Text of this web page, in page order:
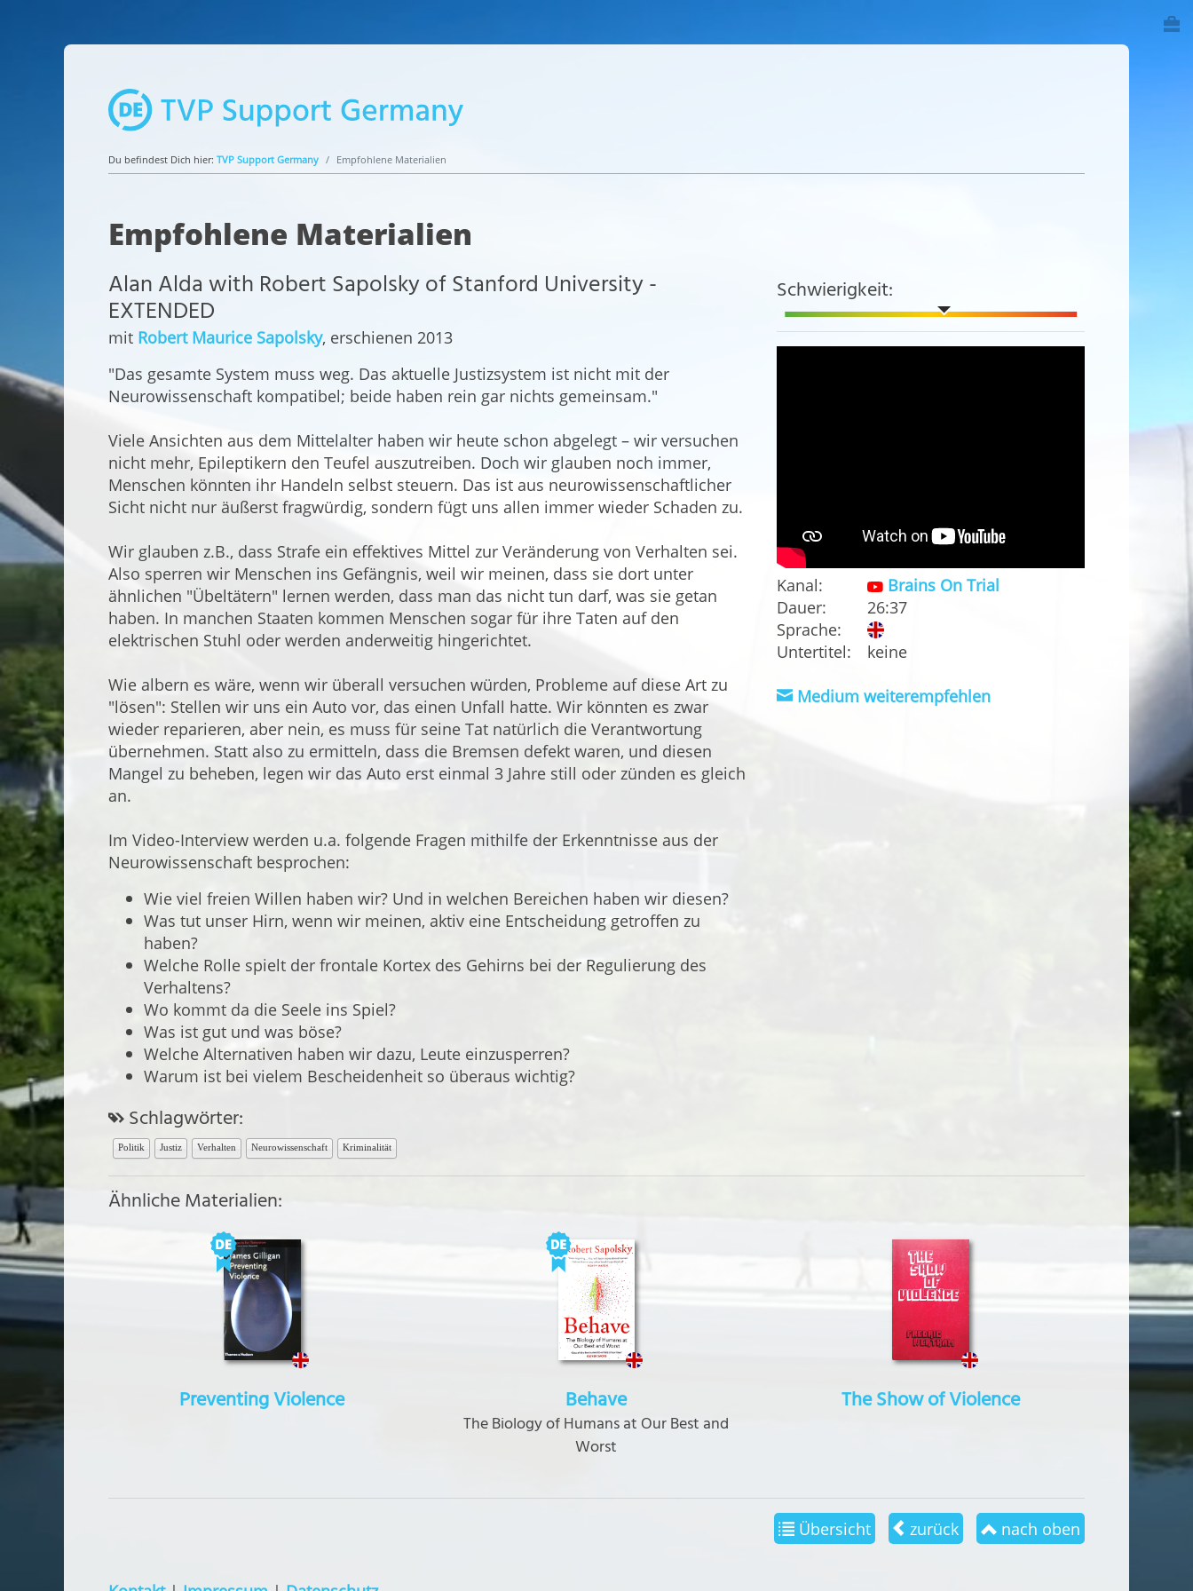
Du befindest Dich hier: TVP Support Germany Empfohlene Materialien
Empfohlene Materialien
Alan Alda with Robert Sapolsky of Stanford University -
EXTENDED
mit Robert Maurice Sapolsky, erschienen 2013
"Das gesamte System muss weg. Das aktuelle Justizsystem ist nicht mit der
Neurowissenschaft kompatibel; beide haben rein gar nichts gemeinsam."
Viele Ansichten aus dem Mittelalter haben wir heute schon abgelegt – wir versuchen
nicht mehr, Epileptikern den Teufel auszutreiben. Doch wir glauben noch immer,
Menschen könnten ihr Handeln selbst steuern. Das ist aus neurowissenschaftlicher
Sicht nicht nur äußerst fragwürdig, sondern fügt uns allen immer wieder Schaden zu.
Wir glauben z.B., dass Strafe ein effektives Mittel zur Veränderung von Verhalten sei.
Also sperren wir Menschen ins Gefängnis, weil wir meinen, dass sie dort unter
ähnlichen "Übeltätern" lernen werden, dass man das nicht tun darf, was sie getan
haben. In manchen Staaten kommen Menschen sogar für ihre Taten auf den
elektrischen Stuhl oder werden anderweitig hingerichtet.
Wie albern es wäre, wenn wir überall versuchen würden, Probleme auf diese Art zu
"lösen": Stellen wir uns ein Auto vor, das einen Unfall hatte. Wir könnten es zwar
wieder reparieren, aber nein, es muss für seine Tat natürlich die Verantwortung
übernehmen. Statt also zu ermitteln, dass die Bremsen defekt waren, und diesen
Mangel zu beheben, legen wir das Auto erst einmal 3 Jahre still oder zünden es gleich
an.
Im Video-Interview werden u.a. folgende Fragen mithilfe der Erkenntnisse aus der
Neurowissenschaft besprochen:
Wie viel freien Willen haben wir? Und in welchen Bereichen haben wir diesen?
Was tut unser Hirn, wenn wir meinen, aktiv eine Entscheidung getroffen zu
haben?
Welche Rolle spielt der frontale Kortex des Gehirns bei der Regulierung des
Verhaltens?
Wo kommt da die Seele ins Spiel?
Was ist gut und was böse?
Welche Alternativen haben wir dazu, Leute einzusperren?
Warum ist bei vielem Bescheidenheit so überaus wichtig?
Schwierigkeit:
Kanal:
Brains On Trial
Dauer:
26:37
Sprache:
Untertitel:
keine
Medium weiterempfehlen
Schlagwörter:
Politik Justiz Verhalten Neurowissenschaft Kriminalität
Ähnliche Materialien:
Preventing Violence Behave
The Biology of Humans at Our Best and
Worst
The Show of Violence
nach oben
zurück
Übersicht